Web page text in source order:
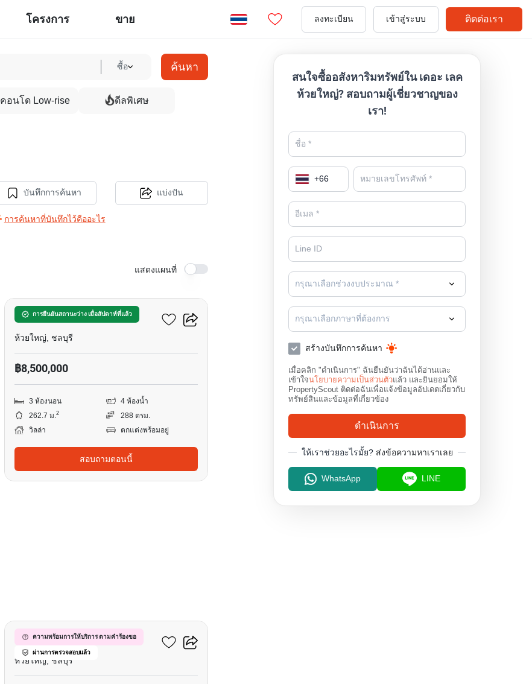
โครงการ ขาย ลงทะเบียน เข้าสู่ระบบ ติดต่อเรา
ซื้อ ค้นหา
คอนโด Low-rise ดีลพิเศษ
บันทึกการค้นหา
การค้นหาที่บันทึกไว้คืออะไร
แบ่งปัน
แสดงแผนที่
การยืนยันสถานะว่าง เมื่อสัปดาห์ที่แล้ว
เดอะ เลค ห้วยใหญ่
ห้วยใหญ่, ชลบุรี
฿8,500,000
3 ห้องนอน
4 ห้องน้ำ
262.7 ม.2
288 ตรม.
วิลล่า
ตกแต่งพร้อมอยู่
สอบถามตอนนี้
ความพร้อมการให้บริการ ตามคำร้องขอ
ผ่านการตรวจสอบแล้ว
เดอะ เลค ห้วยใหญ่
ห้วยใหญ่, ชลบุรี
สนใจซื้ออสังหาริมทรัพย์ใน เดอะ เลค
ห้วยใหญ่? สอบถามผู้เชี่ยวชาญของ
เรา!
+66
กรุณาเลือกช่วงงบประมาณ *
กรุณาเลือกภาษาที่ต้องการ
สร้างบันทึกการค้นหา
เมื่อคลิก "ดำเนินการ" ฉันยืนยันว่าฉันได้อ่านและ
เข้าใจนโยบายความเป็นส่วนตัวแล้ว และยินยอมให้
PropertyScout ติดต่อฉันเพื่อแจ้งข้อมูลอัปเดตเกี่ยวกับ
ทรัพย์สินและข้อมูลที่เกี่ยวข้อง
ดำเนินการ
ให้เราช่วยอะไรมั้ย? ส่งข้อความหาเราเลย
WhatsApp LINE